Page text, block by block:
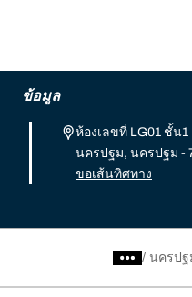
ข้อมูล
ห้องเลขที่ LG01 ชั้น
นครปฐม, นครปฐม -
ขอเส้นทิศทาง
/ นครปฐ